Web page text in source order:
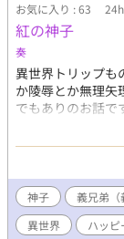
お気に入り : 63
紅の神子
奏
異世界トリップも
か陵辱とか無理矢
でもありのお話
書きましたが、
神子 義弟×神子で
そういうシーン
言ってもそういう
ので、R18にはし
りますが、盛大な
ご了承下さい。
神子 義兄弟（
異世界
ハッピ